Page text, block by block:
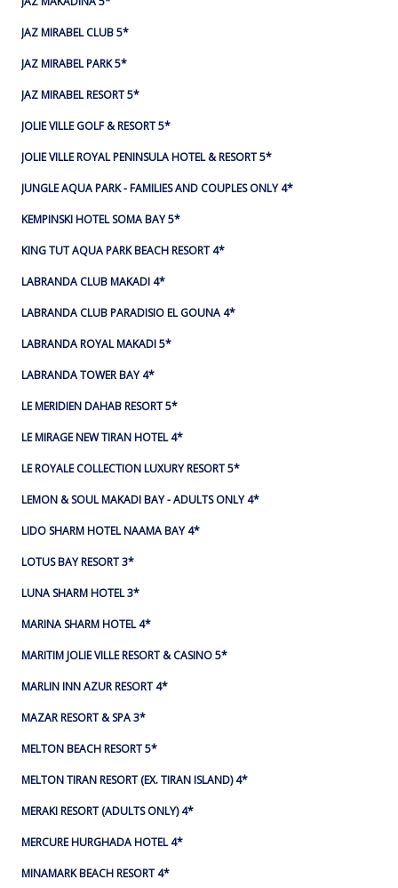
JAZ MIRABEL CLUB 5*
JAZ MIRABEL PARK 5*
JAZ MIRABEL RESORT 5*
JOLIE VILLE GOLF & RESORT 5*
JOLIE VILLE ROYAL PENINSULA HOTEL & RESORT 5*
JUNGLE AQUA PARK - FAMILIES AND COUPLES ONLY 4*
KEMPINSKI HOTEL SOMA BAY 5*
KING TUT AQUA PARK BEACH RESORT 4*
LABRANDA CLUB MAKADI 4*
LABRANDA CLUB PARADISIO EL GOUNA 4*
LABRANDA ROYAL MAKADI 5*
LABRANDA TOWER BAY 4*
LE MERIDIEN DAHAB RESORT 5*
LE MIRAGE NEW TIRAN HOTEL 4*
LE ROYALE COLLECTION LUXURY RESORT 5*
LEMON & SOUL MAKADI BAY - ADULTS ONLY 4*
LIDO SHARM HOTEL NAAMA BAY 4*
LOTUS BAY RESORT 3*
LUNA SHARM HOTEL 3*
MARINA SHARM HOTEL 4*
MARITIM JOLIE VILLE RESORT & CASINO 5*
MARLIN INN AZUR RESORT 4*
MAZAR RESORT & SPA 3*
MELTON BEACH RESORT 5*
MELTON TIRAN RESORT (EX. TIRAN ISLAND) 4*
MERAKI RESORT (ADULTS ONLY) 4*
MERCURE HURGHADA HOTEL 4*
MINAMARK BEACH RESORT 4*